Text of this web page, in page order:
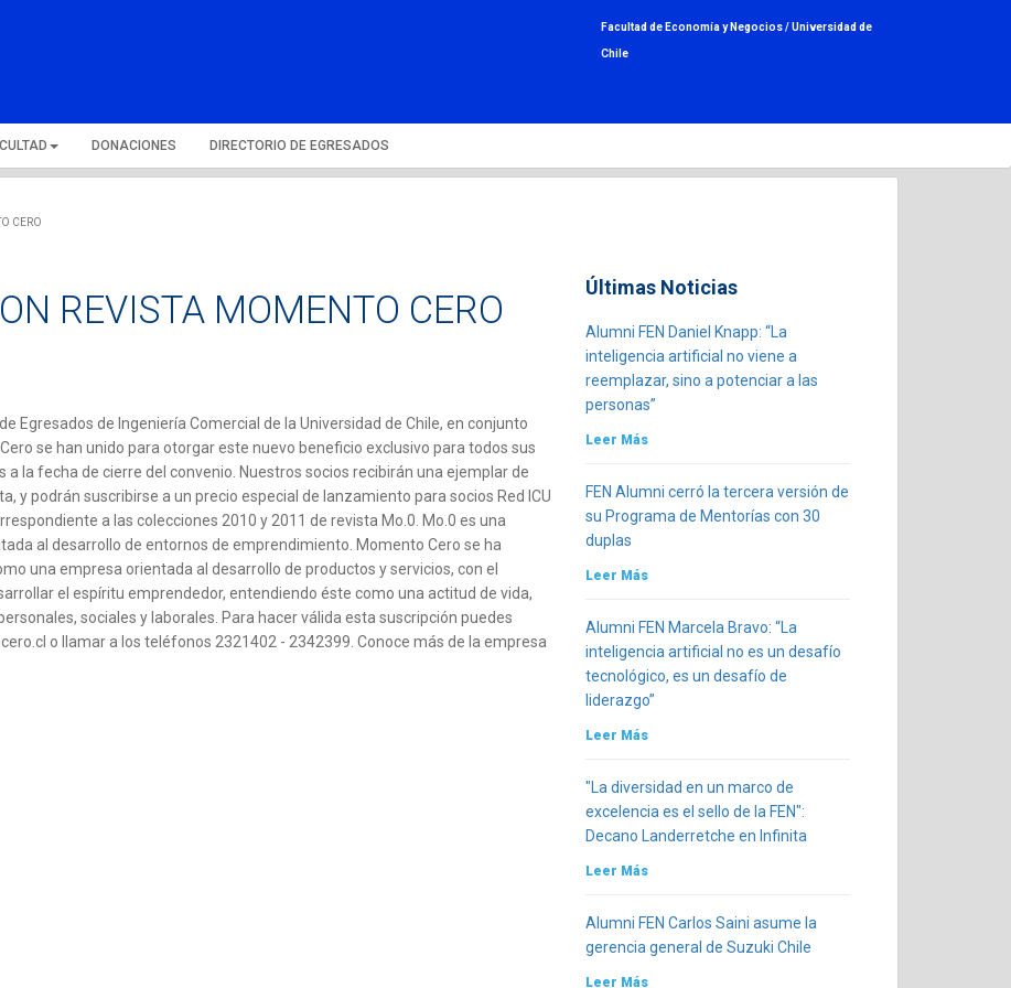
Facultad de Economía y Negocios /Universidad de
Chile
DONACIONES DIRECTORIO DE EGRESADOS
CERO
REVISTA MOMENTO CERO
de Egresados de Ingeniería Comercial de la Universidad de Chile, en conjunto
se han unido para otorgar este nuevo beneficio exclusivo para todos sus
a la fecha de cierre del convenio. Nuestros socios recibirán una ejemplar de
y podrán suscribirse a un precio especial de lanzamiento para socios Red ICU
a las colecciones 2010 y 2011 de revista Mo.0. Mo.0 es una
al desarrollo de entornos de emprendimiento. Momento Cero se ha
una empresa orientada al desarrollo de productos y servicios, con el
el espíritu emprendedor, entendiendo éste como una actitud de vida,
sociales y laborales. Para hacer válida esta suscripción puedes
o llamar a los teléfonos 2321402 - 2342399. Conoce más de la empresa
Últimas Noticias
Alumni FEN Daniel Knapp: “La
inteligencia artificial no viene a
reemplazar, sino a potenciar a las
personas”
Leer Más
FEN Alumni cerró la tercera versión de
su Programa de Mentorías con 30
duplas
Leer Más
Alumni FEN Marcela Bravo: “La
inteligencia artificial no es un desafío
tecnológico, es un desafío de
liderazgo”
Leer Más
"La diversidad en un marco de
excelencia es el sello de la FEN":
Decano Landerretche en Infinita
Leer Más
Alumni FEN Carlos Saini asume la
gerencia general de Suzuki Chile
Leer Más